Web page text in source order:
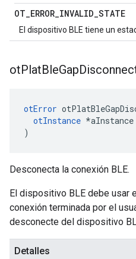
OT_ERROR_INVALID_STATE
El dispositivo BLE tiene un
otPlatBleGap
otError
otInstance *aInstance
)
Desconecta la conexión BLE.
El dispositivo BLE debe usar
conexión terminada por el
desconecte del dispositivo
Detalles